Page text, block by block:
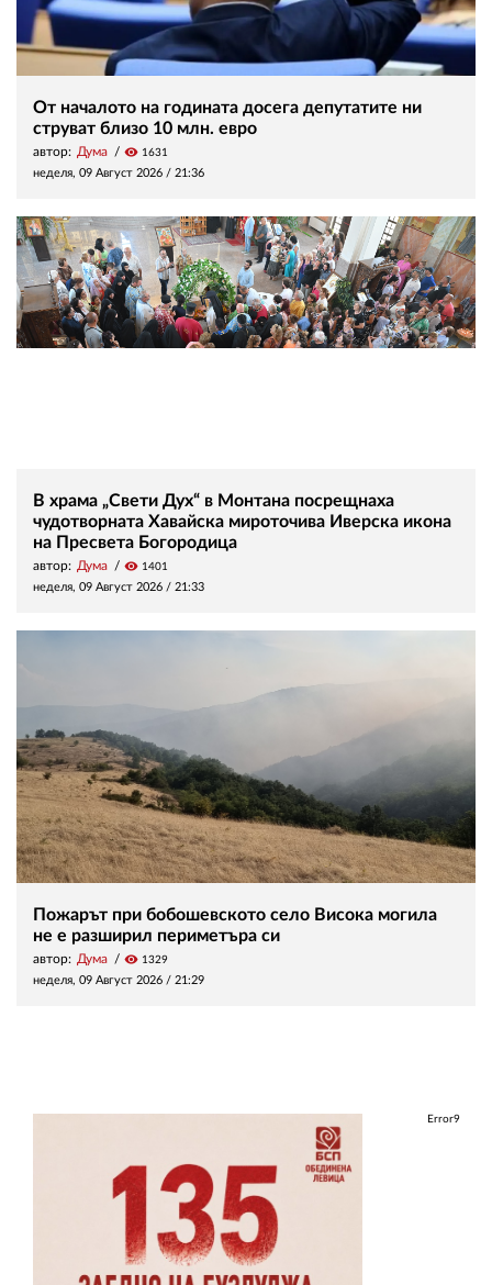
От началото на годината досега депутатите ни
струват близо 10 млн. евро
автор: Дума visibility 1631
неделя, 09 Август 2026 / 21:36
В храма „Свети Дух“ в Монтана посрещнаха
чудотворната Хавайска мироточива Иверска икона
на Пресвета Богородица
автор: Дума visibility 1401
неделя, 09 Август 2026 / 21:33
Пожарът при бобошевското село Висока могила
не е разширил периметъра си
автор: Дума visibility 1329
неделя, 09 Август 2026 / 21:29
Error9